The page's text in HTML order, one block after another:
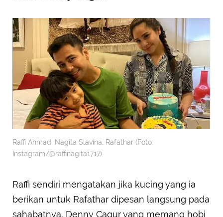
Raffi Ahmad, Nagita Slavina, Rafathar (Foto:
Instagram/@raffinagita1717)
Raffi sendiri mengatakan jika kucing yang ia
berikan untuk Rafathar dipesan langsung pada
sahabatnya, Denny Cagur yang memang hobi